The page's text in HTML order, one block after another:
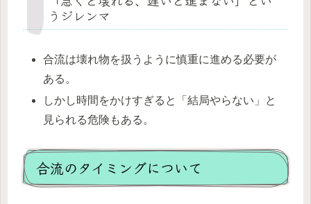
うジレンマ
合流は壊れ物を扱うように慎重に進める必要が
ある。
しかし時間をかけすぎると「結局やらない」と
見られる危険もある。
合流のタイミングについて